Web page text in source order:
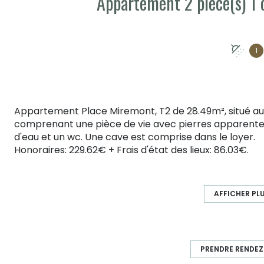
1
Appartement Place Miremont, T2 de 28.49m², situé
comprenant une pièce de vie avec pierres
d'eau et un wc. Une cave est comprise dans le loyer.
Honoraires: 229.62€ + Frais d'état des lieux: 86.03€.
Il vous suffira de réserver votre créneau de visite ou
liste d'attente en attendant de recevoir une invitation.
Aucun dossier ne sera étudié sans visite
AFFICHER
PRENDRE